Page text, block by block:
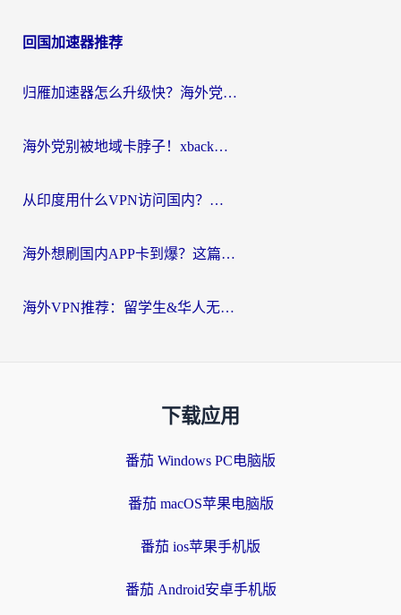
回国加速器推荐
归雁加速器怎么升级快？海外党无缝访问国内资源的全攻略（附免费VPN推荐Dcard热门款）
海外党别被地域卡脖子！xback回国加速器选择全攻略，轻松刷剧玩国服
从印度用什么VPN访问国内？海外党亲测的无缝回国上网指南
海外想刷国内APP卡到爆？这篇海外访问国内服务器加速指南帮你解决所有问题
海外VPN推荐：留学生&华人无缝访问国内资源的避坑指南
下载应用
番茄 Windows PC电脑版
番茄 macOS苹果电脑版
番茄 ios苹果手机版
番茄 Android安卓手机版